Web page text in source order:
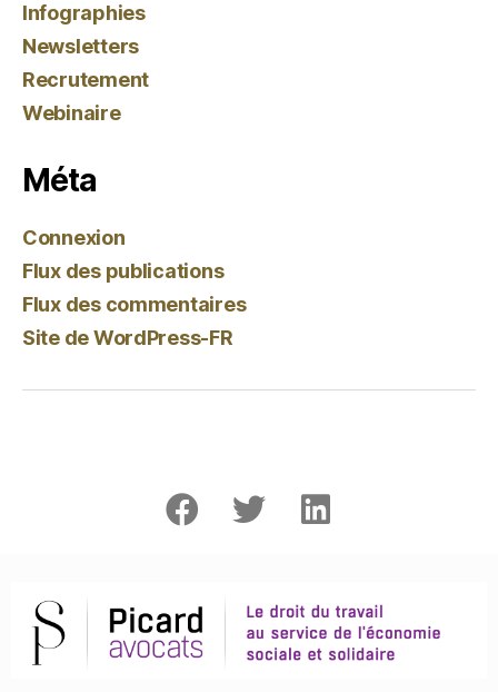
Infographies
Newsletters
Recrutement
Webinaire
Méta
Connexion
Flux des publications
Flux des commentaires
Site de WordPress-FR